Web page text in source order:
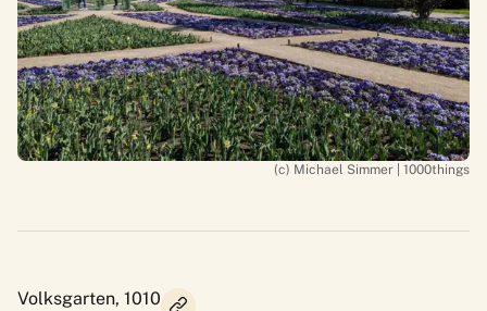
(c) Michael Simmer | 1000things
Volksgarten, 1010